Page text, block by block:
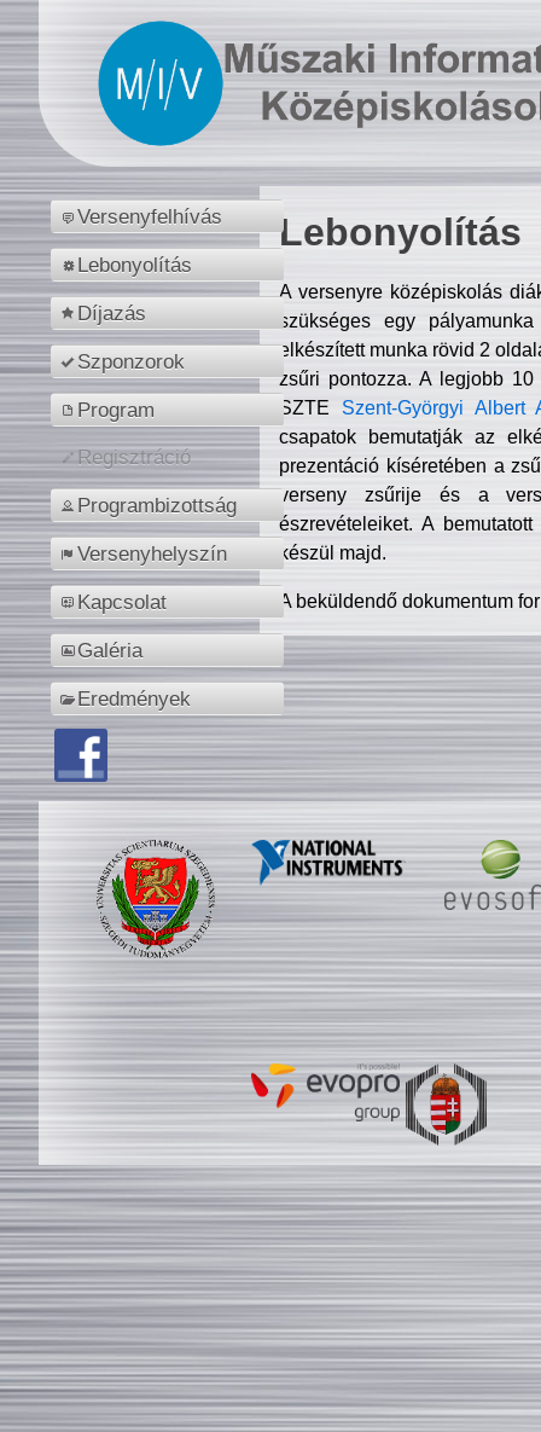
Versenyfelhívás
Lebonyolítás
Díjazás
Szponzorok
Program
Regisztráció
Programbizottság
Versenyhelyszín
Kapcsolat
Galéria
Eredmények
Lebonyolítás
A versenyre középiskolás
szükséges egy
elkészített munka rövid 2
zsűri pontozza. A legjobb
SZTE Szent-Györgyi Albert
csapatok bemutatják az
prezentáció kíséretében a
verseny zsűrije és a
észrevételeiket. A
készül majd.
A beküldendő dokumentum